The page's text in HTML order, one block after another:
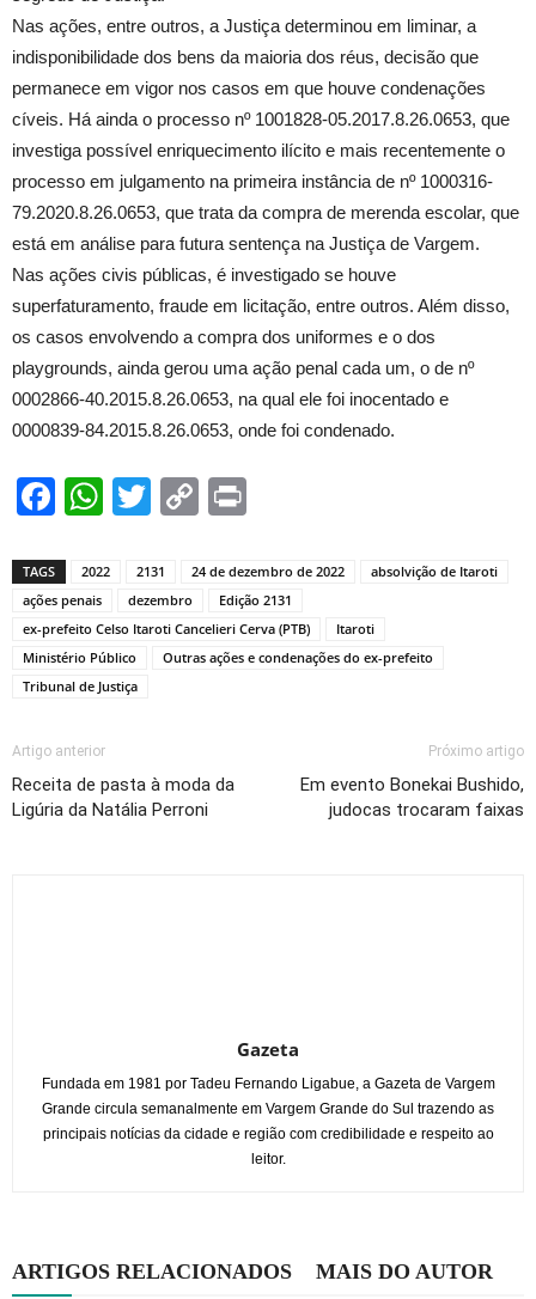
Nas ações, entre outros, a Justiça determinou em liminar, a
indisponibilidade dos bens da maioria dos réus, decisão que
permanece em vigor nos casos em que houve condenações
cíveis. Há ainda o processo nº 1001828-05.2017.8.26.0653, que
investiga possível enriquecimento ilícito e mais recentemente o
processo em julgamento na primeira instância de nº 1000316-
79.2020.8.26.0653, que trata da compra de merenda escolar, que
está em análise para futura sentença na Justiça de Vargem.
Nas ações civis públicas, é investigado se houve
superfaturamento, fraude em licitação, entre outros. Além disso,
os casos envolvendo a compra dos uniformes e o dos
playgrounds, ainda gerou uma ação penal cada um, o de nº
0002866-40.2015.8.26.0653, na qual ele foi inocentado e
0000839-84.2015.8.26.0653, onde foi condenado.
Facebook
WhatsApp
TwitterCopy
TAGS 2022 2131 24 de dezembro de 2022
absolvição de Itaroti
ações penais
dezembro
Edição 2131
ex-prefeito Celso Itaroti Cancelieri Cerva (PTB)
Itaroti
Ministério Público
Outras ações e condenações do ex-prefeito
Tribunal de Justiça
Artigo anterior
Receita de pasta à moda da
Ligúria da Natália Perroni
Próximo artigo
Em evento Bonekai Bushido,
judocas trocaram faixas
Gazeta
Fundada em 1981 por Tadeu Fernando Ligabue, a Gazeta de Vargem
Grande circula semanalmente em Vargem Grande do Sul trazendo as
principais notícias da cidade e região com credibilidade e respeito ao
leitor.
ARTIGOS RELACIONADOS MAIS DO AUTOR